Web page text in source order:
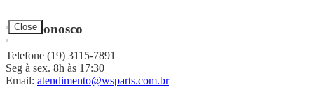
Close
Fale Conosco
Telefone (19) 3115-7891
Seg à sex. 8h às 17:30
Email: atendimento@wsparts.com.br